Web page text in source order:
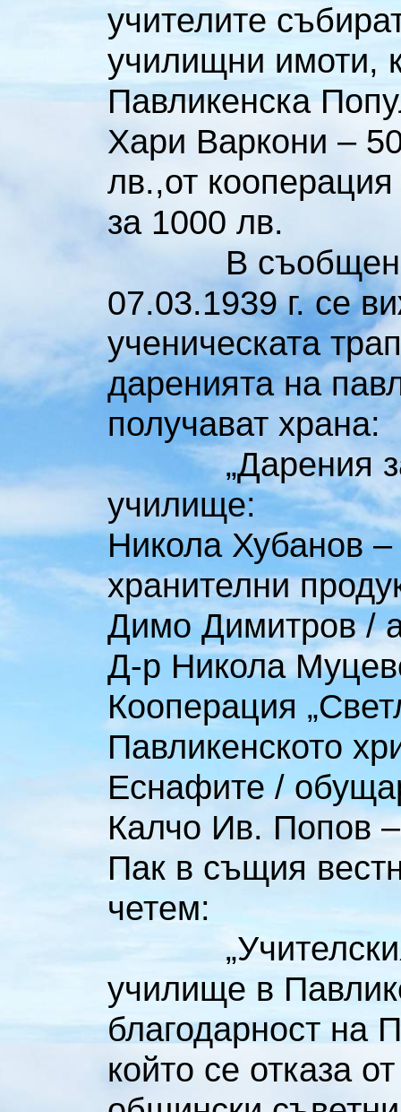
учителите
училищни имоти,
Павликенска
Хари Варкони –
лв.,от
за 1000 лв.
В
07.03.1939 г. се
ученическата
даренията на
получават храна:
„Дарения за
училище:
Никола Хубанов
хранителни
Димо Димитров /
Д-р Никола
Кооперация
Павликенското
Еснафите /
Калчо Ив. Попов
Пак в същия
четем:
„Учителският
училище в
благодарност на
който се отказа